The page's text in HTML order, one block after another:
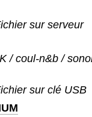
sur serveur
/ coul-n&b /
sur clé USB